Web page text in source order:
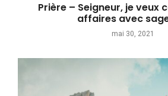
Prière – Seigneur, je veux
affaires avec
mai 30, 2021